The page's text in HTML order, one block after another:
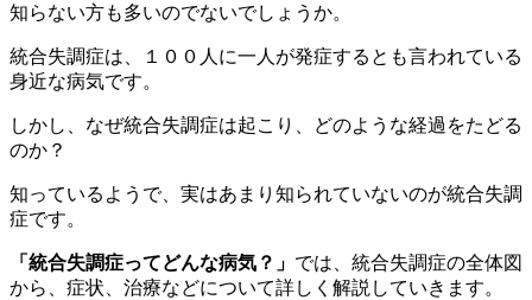
知らない方も多いのでないでしょうか。
統合失調症は、１００人に一人が発症するとも言われている
身近な病気です。
しかし、なぜ統合失調症は起こり、どのような経過をたどる
のか？
知っているようで、実はあまり知られていないのが統合失調
症です。
「統合失調症ってどんな病気？」 では、統合失調症の全体図
から、症状、治療などについて詳しく解説していきます。